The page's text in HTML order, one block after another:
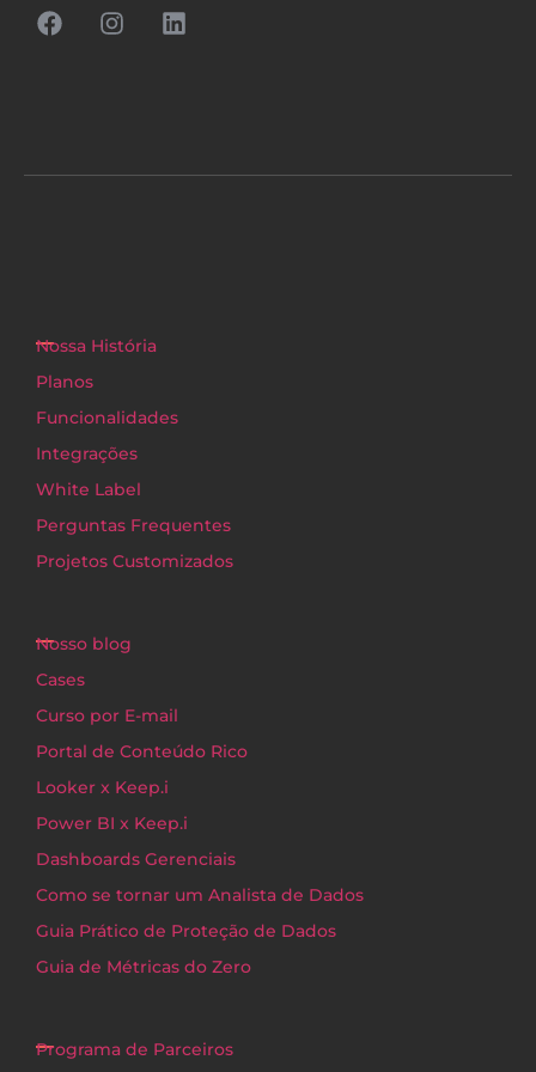
Nossa História
Planos
Funcionalidades
Integrações
White Label
Perguntas Frequentes
Projetos Customizados
Nosso blog
Cases
Curso por E-mail
Portal de Conteúdo Rico
Looker x Keep.i
Power BI x Keep.i
Dashboards Gerenciais
Como se tornar um Analista de Dados
Guia Prático de Proteção de Dados
Guia de Métricas do Zero
Programa de Parceiros